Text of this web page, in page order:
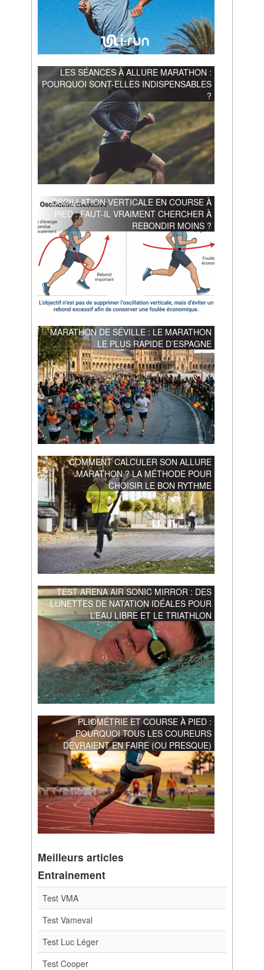
LES SÉANCES À ALLURE MARATHON :
POURQUOI SONT-ELLES INDISPENSABLES
?
OSCILLATION VERTICALE EN COURSE À
PIED : FAUT-IL VRAIMENT CHERCHER À
REBONDIR MOINS ?
MARATHON DE SÉVILLE : LE MARATHON
LE PLUS RAPIDE D’ESPAGNE
COMMENT CALCULER SON ALLURE
MARATHON ? LA MÉTHODE POUR
CHOISIR LE BON RYTHME
TEST ARENA AIR SONIC MIRROR : DES
LUNETTES DE NATATION IDÉALES POUR
L’EAU LIBRE ET LE TRIATHLON
PLIOMÉTRIE ET COURSE À PIED :
POURQUOI TOUS LES COUREURS
DEVRAIENT EN FAIRE (OU PRESQUE)
Meilleurs articles
Entrainement
Test VMA
Test Vameval
Test Luc Léger
Test Cooper